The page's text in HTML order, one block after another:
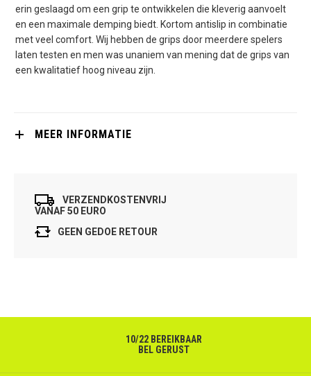
erin geslaagd om een grip te ontwikkelen die kleverig aanvoelt
en een maximale demping biedt. Kortom antislip in combinatie
met veel comfort. Wij hebben de grips door meerdere spelers
laten testen en men was unaniem van mening dat de grips van
een kwalitatief hoog niveau zijn.
MEER INFORMATIE
VERZENDKOSTENVRIJ
VANAF 50 EURO
GEEN GEDOE RETOUR
10/22 BEREIKBAAR
BEL GERUST